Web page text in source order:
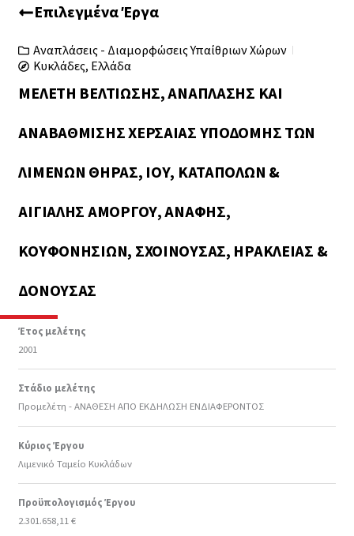
Επιλεγμένα Έργα
Αναπλάσεις - Διαμορφώσεις Υπαίθριων Χώρων
Κυκλάδες, Ελλάδα
ΜΕΛΈΤΗ ΒΕΛΤΊΩΣΗΣ, ΑΝΆΠΛΑΣΗΣ ΚΑΙ
ΑΝΑΒΆΘΜΙΣΗΣ ΧΕΡΣΑΊΑΣ ΥΠΟΔΟΜΉΣ ΤΩΝ
ΛΙΜΈΝΩΝ ΘΉΡΑΣ, ΊΟΥ, ΚΑΤΆΠΟΛΩΝ &
ΑΙΓΙΆΛΗΣ ΑΜΟΡΓΟΎ, ΑΝΆΦΗΣ,
ΚΟΥΦΟΝΗΣΊΩΝ, ΣΧΟΙΝΟΎΣΑΣ, ΗΡΑΚΛΕΙΆΣ &
ΔΟΝΟΎΣΑΣ
Έτος μελέτης
2001
Στάδιο μελέτης
Προμελέτη - ΑΝΑΘΕΣΗ ΑΠΟ ΕΚΔΗΛΩΣΗ ΕΝΔΙΑΦΕΡΟΝΤΟΣ
Κύριος Έργου
Λιμενικό Ταμείο Κυκλάδων
Προϋπολογισμός Έργου
2.301.658,11 €